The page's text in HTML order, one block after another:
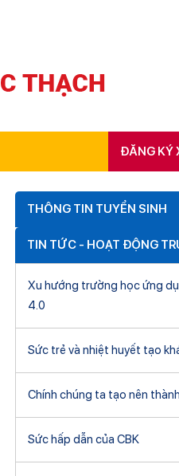
ĐĂNG KÝ
THÔNG TIN TUYỂN SINH
TIN TỨC - HOẠT ĐỘNG
Xu hướng trường học ứng
4.0
Sức trẻ và nhiệt huyết tạo
Chính chúng ta tạo nên
Sức hấp dẫn của CBK